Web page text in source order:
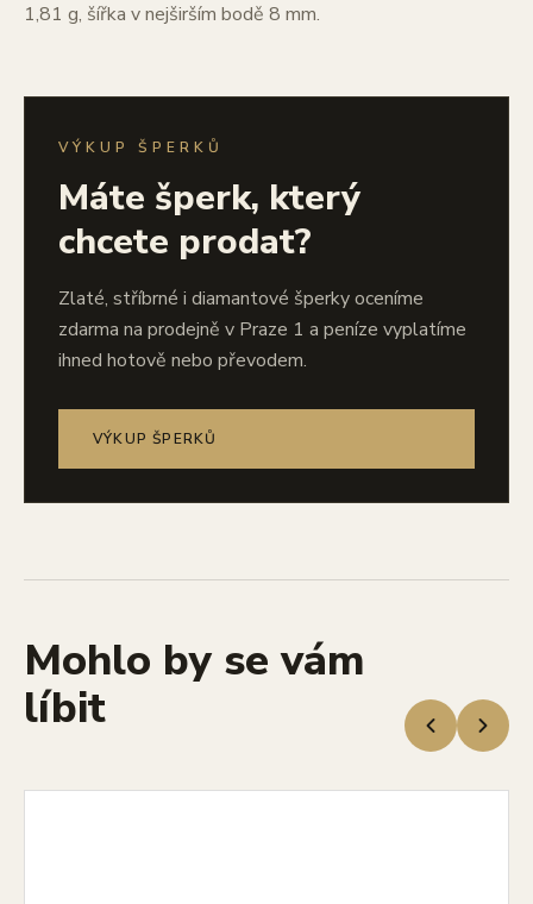
1,81 g, šířka v nejširším bodě 8 mm.
VÝKUP ŠPERKŮ
Máte šperk, který
chcete prodat?
Zlaté, stříbrné i diamantové šperky oceníme
zdarma na prodejně v Praze 1 a peníze vyplatíme
ihned hotově nebo převodem.
VÝKUP ŠPERKŮ
Mohlo by se vám
líbit